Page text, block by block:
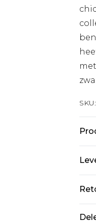
SKU: